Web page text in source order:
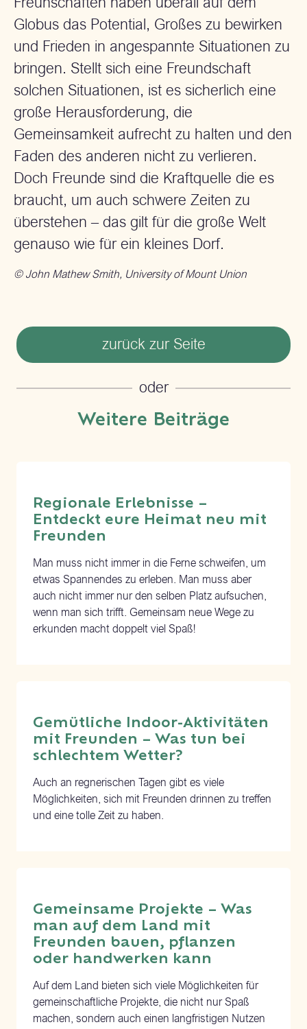
Globus das Potential, Großes zu bewirken
und Frieden in angespannte Situationen zu
bringen. Stellt sich eine Freundschaft
solchen Situationen, ist es sicherlich eine
große Herausforderung, die
Gemeinsamkeit aufrecht zu halten und den
Faden des anderen nicht zu verlieren.
Doch Freunde sind die Kraftquelle die es
braucht, um auch schwere Zeiten zu
überstehen – das gilt für die große Welt
genauso wie für ein kleines Dorf.
© John Mathew Smith, University of Mount Union
zurück zur Seite
oder
Weitere Beiträge
Regionale Erlebnisse –
Entdeckt eure Heimat neu mit
Freunden
Man muss nicht immer in die Ferne schweifen, um
etwas Spannendes zu erleben. Man muss aber
auch nicht immer nur den selben Platz aufsuchen,
wenn man sich trifft. Gemeinsam neue Wege zu
erkunden macht doppelt viel Spaß!
Gemütliche Indoor-Aktivitäten
mit Freunden – Was tun bei
schlechtem Wetter?
Auch an regnerischen Tagen gibt es viele
Möglichkeiten, sich mit Freunden drinnen zu treffen
und eine tolle Zeit zu haben.
Gemeinsame Projekte – Was
man auf dem Land mit
Freunden bauen, pflanzen
oder handwerken kann
Auf dem Land bieten sich viele Möglichkeiten für
gemeinschaftliche Projekte, die nicht nur Spaß
machen, sondern auch einen langfristigen Nutzen